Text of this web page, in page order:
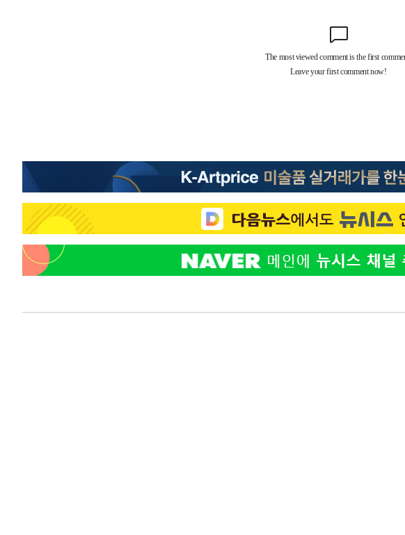
[속보]與최고위원 제주·인천 순회경선…박선원·최민희·서미화·
[속보]김민석, 與 전대 당원투표 누적 득표율 45.42%로 1위… 정
[속보]與 대표 경선 제주·인천 당원투표…金 47.75%·鄭
틀레티코 이적"
-13322초 전 >
수도권 40도 육박 '펄펄'…동해안 일부 지역엔 호의주의보
-12291초 전 >온열질환 사망자 3명 늘어…누적 환자 3000명 돌파
-6236초 전 > 강릉에 시간당 81.4㎜ 물폭탄…도로 잠기고 담벼락 붕괴
-2343초 전 >백운산서 80년근 천종산삼 9뿌리 발견…감정가 1.3억원
-53초 전 > 선재도서 해루질 나섰다 실종 60대, 닷새 만에 숨진 채 발견
40분 전 >
남자 농구, 나고야 아시안게임서 '홈팀' 일본과 한일전
1시간 전 >극한폭염 한풀 꺾이지만…'낮 최고 35도' 무더위, 열대야 계속[다음주